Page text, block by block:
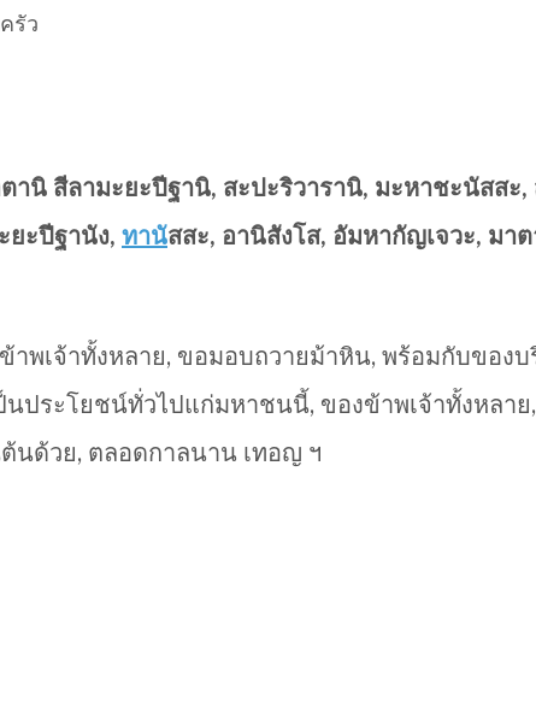
รัว
านิ สีลามะยะปีฐานิ, สะปะริวารานิ, มะหาชะนัสส
ยะปีฐานัง, ทานสสะ, อานิสังโส, อัมหากัญเจวะ, ม
พเจ้าทั้งหลาย, ขอมอบถวายม้าหิน, พร้อมกับของ
ประโยชน์ทั่วไปแก่มหาชนนี้, ของข้าพเจ้าทั้งหลาย,
นด้วย, ตลอดกาลนาน เทอญ ฯ